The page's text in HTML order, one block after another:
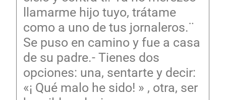
llamarme hijo tuyo, trátame
como a uno de tus jornaleros.¨
Se puso en camino y fue a casa
de su padre.- Tienes dos
opciones: una, sentarte y decir:
«¡ Qué malo he sido! » , otra, ser